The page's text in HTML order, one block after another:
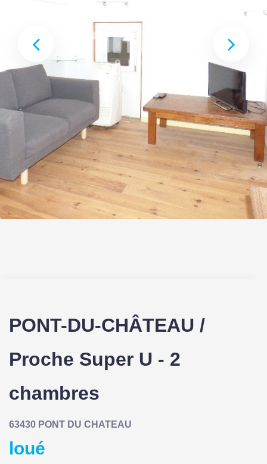
PONT-DU-CHÂTEAU /
Proche Super U - 2
chambres
63430 PONT DU CHATEAU
loué